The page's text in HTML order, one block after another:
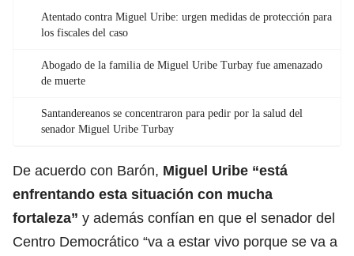
Atentado contra Miguel Uribe: urgen medidas de protección para
los fiscales del caso
Abogado de la familia de Miguel Uribe Turbay fue amenazado
de muerte
Santandereanos se concentraron para pedir por la salud del
senador Miguel Uribe Turbay
De acuerdo con Barón, Miguel Uribe “está
enfrentando esta situación con mucha
fortaleza” y además confían en que el senador del
Centro Democrático “va a estar vivo porque se va a